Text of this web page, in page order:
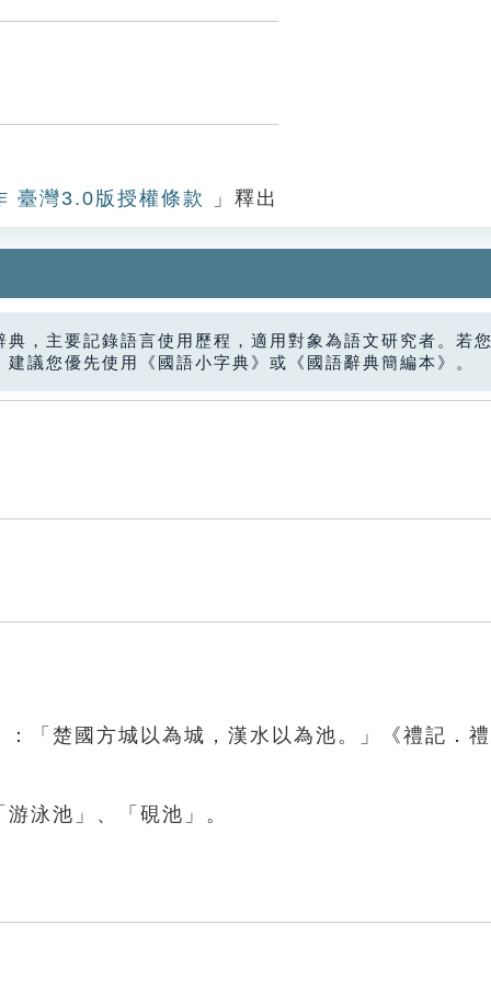
臺灣3.0版授權條款 」釋出
，主要記錄語言使用歷程，適用對象為語文研究者。若
議您優先使用《國語小字典》或《國語辭典簡編本》。
「楚國方城以為城，漢水以為池。」《禮記．
泳池」、「硯池」。